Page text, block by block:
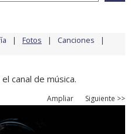
Fotos Canciones
canal de música.
Ampliar Siguiente >>